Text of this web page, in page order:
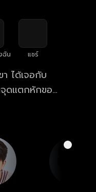
ฉัน แชร์
ได้เจอกับ
ดแตกหักของ
ห้าม”